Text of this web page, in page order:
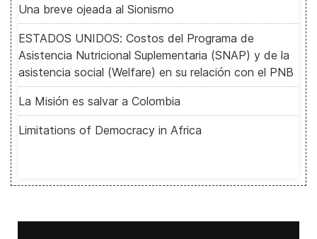
Una breve ojeada al Sionismo
ESTADOS UNIDOS: Costos del Programa de
Asistencia Nutricional Suplementaria (SNAP) y de la
asistencia social (Welfare) en su relación con el PNB
La Misión es salvar a Colombia
Limitations of Democracy in Africa